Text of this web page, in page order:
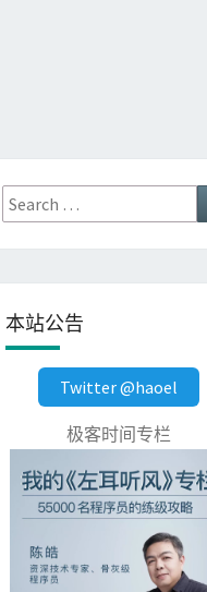
Search
for:
本站公告
Twitter @haoel
极客时间专栏